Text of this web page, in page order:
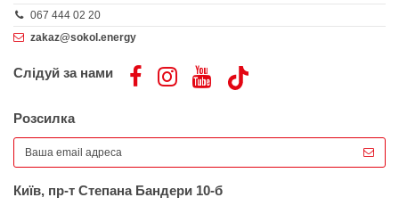
067 444 02 20
zakaz@sokol.energy
Слідуй за нами
Розсилка
Київ, пр-т Степана Бандери 10-б